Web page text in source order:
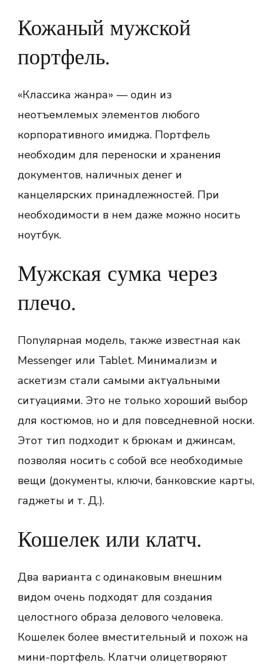
Кожаный мужской
портфель.
«Классика жанра» — один из
неотъемлемых элементов любого
корпоративного имиджа. Портфель
необходим для переноски и хранения
документов, наличных денег и
канцелярских принадлежностей. При
необходимости в нем даже можно носить
ноутбук.
Мужская сумка через
плечо.
Популярная модель, также известная как
Messenger или Tablet. Минимализм и
аскетизм стали самыми актуальными
ситуациями. Это не только хороший выбор
для костюмов, но и для повседневной носки.
Этот тип подходит к брюкам и джинсам,
позволяя носить с собой все необходимые
вещи (документы, ключи, банковские карты,
гаджеты и т. Д.).
Кошелек или клатч.
Два варианта с одинаковым внешним
видом очень подходят для создания
целостного образа делового человека.
Кошелек более вместительный и похож на
мини-портфель. Клатчи олицетворяют